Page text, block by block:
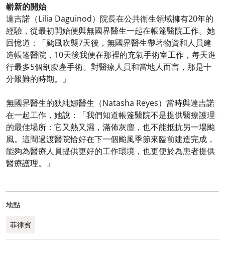
嶄新的開始
達吉諾（Lilia Daguinod）院長在公共衛生領域擁有20年的
經驗，從最初開始便與無國界醫生一起在帳篷醫院工作。她
回憶道：「颱風吹襲7天後，無國界醫生帶著物資和人員建
造帳篷醫院，10天後我便在那裡的充氣手術室工作，每天進
行最多5個剖腹產手術。對醫療人員和當地人而言，那是十
分艱難的時期。」
無國界醫生的狄純娜醫生（Natasha Reyes）當時與達吉諾
在一起工作，她說：「我們知道帳篷醫院不是提供醫療護理
的最佳場所：它又熱又濕，滿佈灰塵，也不能抵抗另一場颱
風。這間過渡醫院恰好在下一個颱風季節來臨前建造完成，
能夠為醫療人員提供更好的工作環境，也更便於為患者提供
醫療護理。」
地點
菲律賓